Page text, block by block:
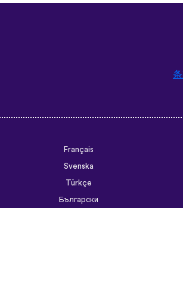
Français
Türkçe
Български
Tiếng Việt